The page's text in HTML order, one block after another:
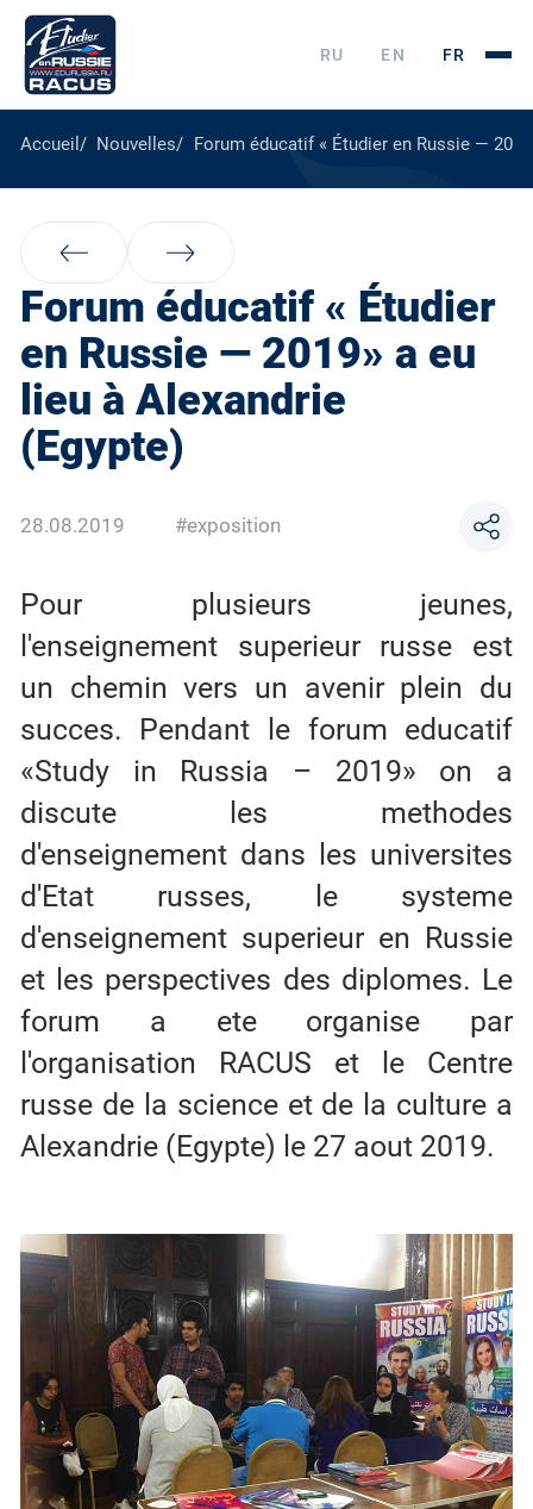
RU EN FR
Accueil Nouvelles Forum éducatif « Étudier en Russie —
Forum éducatif « Étudier
en Russie — 2019» a eu
lieu à Alexandrie
(Egypte)
28.08.2019 #exposition
Pour plusieurs jeunes,
l'enseignement superieur russe est
un chemin vers un avenir plein du
succes. Pendant le forum educatif
«Study in Russia – 2019» on a
discute les methodes
d'enseignement dans les universites
d'Etat russes, le systeme
d'enseignement superieur en Russie
et les perspectives des diplomes. Le
forum a ete organise par
l'organisation RACUS et le Centre
russe de la science et de la culture a
Alexandrie (Egypte) le 27 aout 2019.